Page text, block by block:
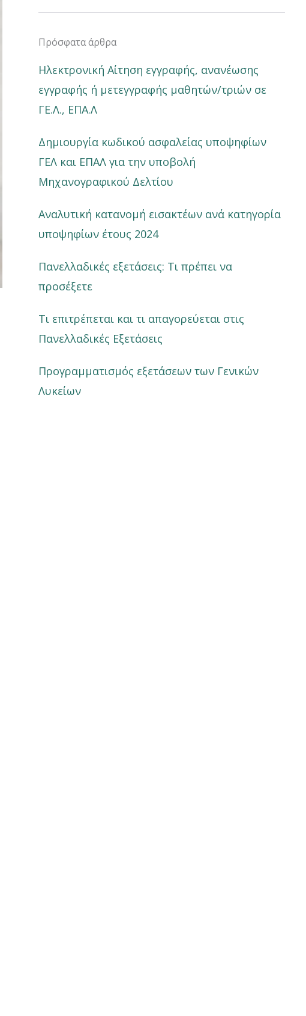
Πρόσφατα άρθρα
Ηλεκτρονική Αίτηση εγγραφής, ανανέωσης
εγγραφής ή μετεγγραφής μαθητών/τριών σε
ΓΕ.Λ., ΕΠΑ.Λ
Δημιουργία κωδικού ασφαλείας υποψηφίων
ΓΕΛ και ΕΠΑΛ για την υποβολή
Μηχανογραφικού Δελτίου
Αναλυτική κατανομή εισακτέων ανά κατηγορία
υποψηφίων έτους 2024
Πανελλαδικές εξετάσεις: Τι πρέπει να
προσέξετε
Τι επιτρέπεται και τι απαγορεύεται στις
Πανελλαδικές Εξετάσεις
Προγραμματισμός εξετάσεων των Γενικών
Λυκείων